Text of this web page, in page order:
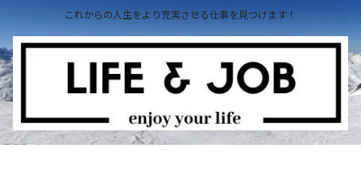
これからの人生をより充実させる仕事を見つけます！